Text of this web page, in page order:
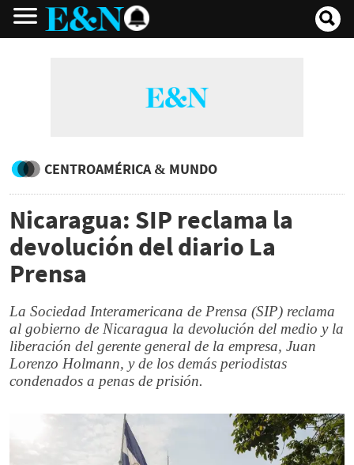
CENTROAMÉRICA & MUNDO
Nicaragua: SIP reclama la
devolución del diario La
Prensa
La Sociedad Interamericana de Prensa (SIP) reclama
al gobierno de Nicaragua la devolución del medio y la
liberación del gerente general de la empresa, Juan
Lorenzo Holmann, y de los demás periodistas
condenados a penas de prisión.